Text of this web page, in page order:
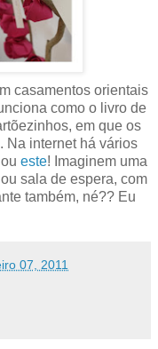
casamentos orientais
como o livro de
em que os
Na internet há vários
ou este! Imaginem uma
sala de espera, com
também, né?? Eu
07, 2011